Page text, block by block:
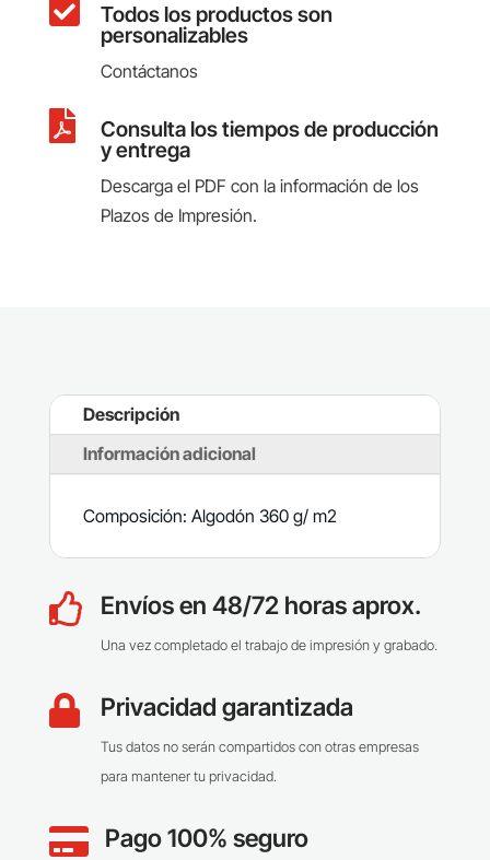
 Todos los productos son
personalizables
Contáctanos
 Consulta los tiempos de producción
y entrega
Descarga el PDF con la información de los
Plazos de Impresión.
Descripción
Información adicional
Composición: Algodón 360 g/ m2
 Envíos en 48/72 horas aprox.
Una vez completado el trabajo de impresión y grabado.
 Privacidad garantizada
Tus datos no serán compartidos con otras empresas
para mantener tu privacidad.
 Pago 100% seguro